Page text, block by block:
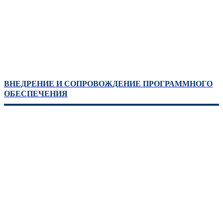
ВНЕДРЕНИЕ И СОПРОВОЖДЕНИЕ ПРОГРАММНОГО
ОБЕСПЕЧЕНИЯ